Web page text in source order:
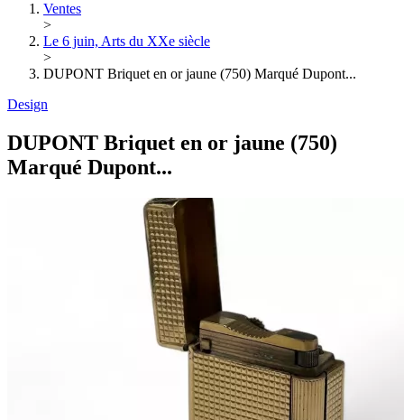
Ventes
>
Le 6 juin, Arts du XXe siècle
>
DUPONT Briquet en or jaune (750) Marqué Dupont...
Design
DUPONT Briquet en or jaune (750)
Marqué Dupont...